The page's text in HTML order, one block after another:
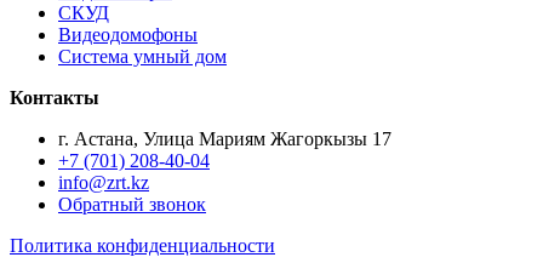
СКУД
Видеодомофоны
Система умный дом
Контакты
г. Астана, Улица Мариям Жагоркызы 17
+7 (701) 208-40-04
info@zrt.kz
Обратный звонок
Политика конфиденциальности